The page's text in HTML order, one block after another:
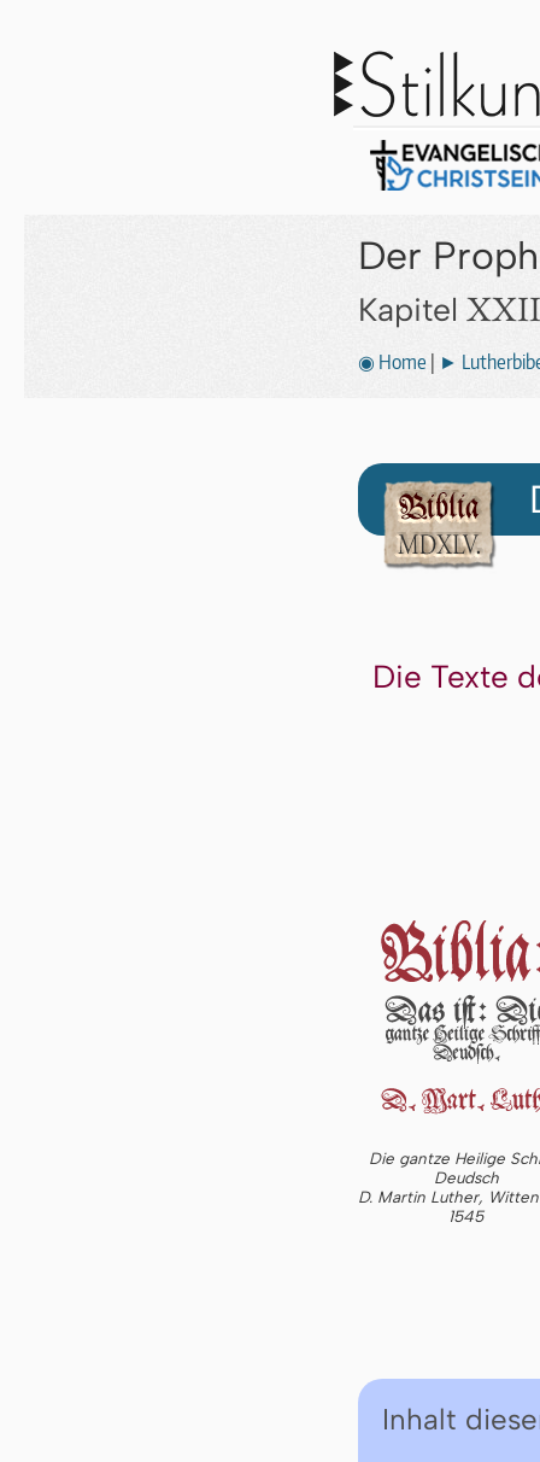
Der
Kapitel
◉ Home ►
Die Texte
Die gantze Heilige
Deudsch
D. Martin Luther,
1545
Inhalt